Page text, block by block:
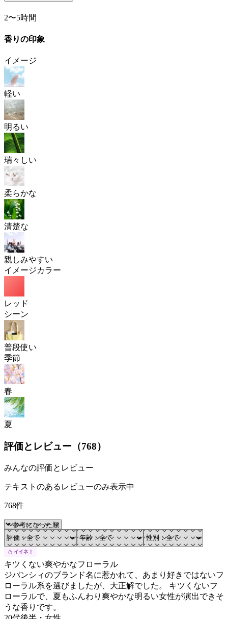
2〜5時間
香りの印象
イメージ
軽い
明るい
瑞々しい
柔らかな
清楚な
親しみやすい
イメージカラー
レッド
シーン
普段使い
季節
春
夏
評価とレビュー（768）
みんなの評価とレビュー
テキストのあるレビューのみ表示中
768件
キツくない爽やかなフローラル
ジバンシィのブランド名に惹かれて、あまり好きではないフ
ローラル系を選びましたが、大正解でした。 キツくないフ
ローラルで、夏もふんわり爽やかな明るい女性が演出できそ
うな香りです。